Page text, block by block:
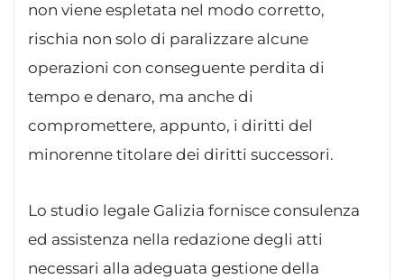
non viene espletata nel modo corretto,
rischia non solo di paralizzare alcune
operazioni con conseguente perdita di
tempo e denaro, ma anche di
compromettere, appunto, i diritti del
minorenne titolare dei diritti successori.
Lo studio legale Galizia fornisce consulenza
ed assistenza nella redazione degli atti
necessari alla adeguata gestione della